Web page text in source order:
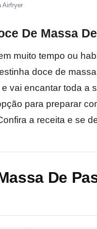
Airfryer
De Massa
muito tempo ou
doce de
vai encantar toda a
para preparar
a receita e se
De